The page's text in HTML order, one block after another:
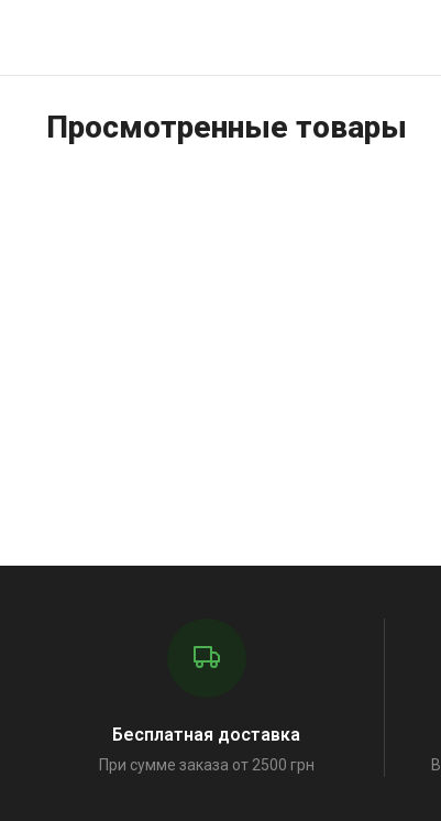
Просмотренные товары
Бесплатная доставка
При сумме заказа от 2500 грн